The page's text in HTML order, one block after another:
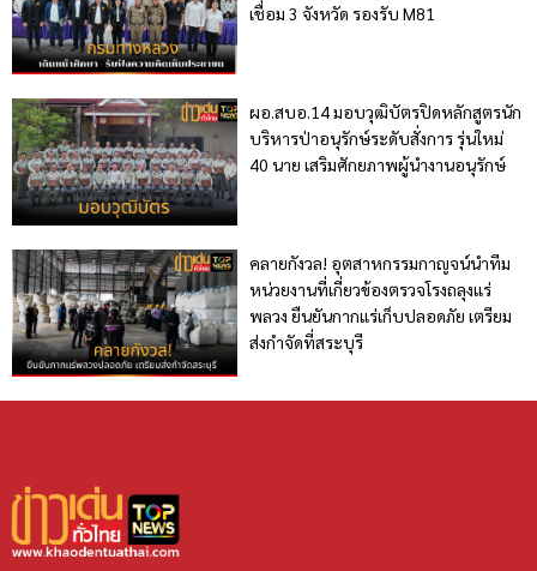
เชื่อม 3 จังหวัด รองรับ M81
ผอ.สบอ.14 มอบวุฒิบัตรปิดหลักสูตรนัก
บริหารป่าอนุรักษ์ระดับสั่งการ รุ่นใหม่
40 นาย เสริมศักยภาพผู้นำงานอนุรักษ์
คลายกังวล! อุตสาหกรรมกาญจน์นำทีม
หน่วยงานที่เกี่ยวข้องตรวจโรงถลุงแร่
พลวง ยืนยันกากแร่เก็บปลอดภัย เตรียม
ส่งกำจัดที่สระบุรี